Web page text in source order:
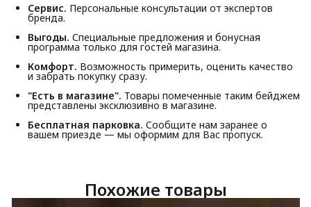
Сервис. Персональные консультации от экспертов
бренда.
Выгоды. Специальные предложения и бонусная
программа только для гостей магазина.
Комфорт. Возможность примерить, оценить качество
и забрать покупку сразу.
"Есть в магазине". Товары помеченные таким бейджем
представлены эксклюзивно в магазине.
Бесплатная парковка. Сообщите нам заранее о
вашем приезде — мы оформим для Вас пропуск.
Похожие товары